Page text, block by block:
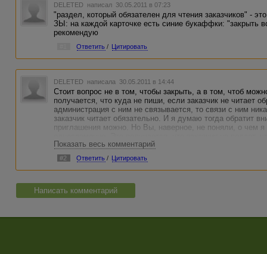
DELETED написал 30.05.2011 в 07:23
"раздел, который обязателен для чтения заказчиков" -
ЗЫ: на каждой карточке есть синие букаффки: "закрыть
рекомендую
Ответить / Цитировать
DELETED написала 30.05.2011 в 14:44
Стоит вопрос не в том, чтобы закрыть, а в том, чтоб
получается, что куда не пиши, если заказчик не читает
администрация с ним не связывается, то связи с ним
заказчик читает обязательно. И я думаю тогда обратит
приглашения можно. Но Вы, наверное, не поняли, о чем
поинтересоваться, почему до этого автор с ним
для БС, но автор молчит. Во всем должен быть
двух недель.
Показать весь комментарий
#2 Ответить / Цитировать
Написать комментарий